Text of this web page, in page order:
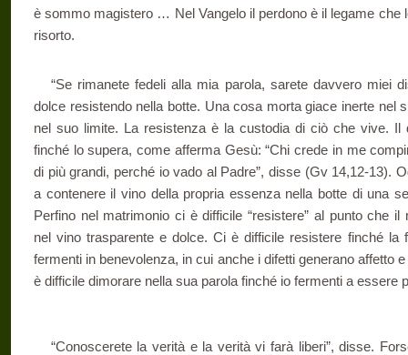
è sommo magistero … Nel Vangelo il perdono è il legame che
risorto.
“Se rimanete fedeli alla mia parola, sarete davvero miei
dolce resistendo nella botte. Una cosa morta giace inerte nel
nel suo limite. La resistenza è la custodia di ciò che vive. Il
finché lo supera, come afferma Gesù: “Chi crede in me
di più grandi, perché io vado al Padre”, disse (Gv 14,12-13).
a contenere il vino della propria essenza nella botte di una
Perfino nel matrimonio ci è difficile “resistere” al punto che il
nel vino trasparente e dolce. Ci è difficile resistere finché la
fermenti in benevolenza, in cui anche i difetti generano affetto
è difficile dimorare nella sua parola finché io fermenti a essere
“Conoscerete la verità e la verità vi farà liberi”, disse.